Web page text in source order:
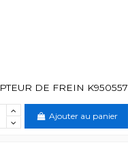
DE FREIN K950557
Ajouter au panier